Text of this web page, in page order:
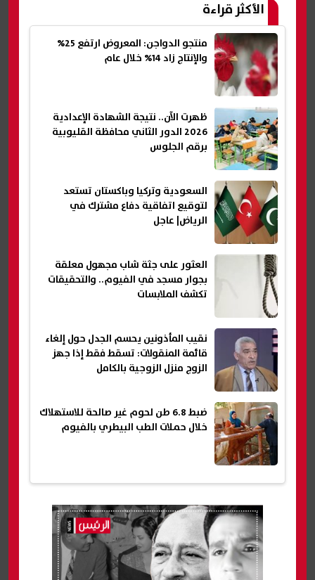
الأكثر قراءة
منتجو الدواجن: المعروض ارتفع 25%
والإنتاج زاد 14% خلال عام
ظهرت الآن.. نتيجة الشهادة الإعدادية
2026 الدور الثاني محافظة القليوبية
برقم الجلوس
السعودية وتركيا وباكستان تستعد
لتوقيع اتفاقية دفاع مشترك في
الرياض| عاجل
العثور على جثة شاب مجهول معلقة
بجوار مسجد في الفيوم.. والتحقيقات
تكشف الملابسات
نقيب المأذونين يحسم الجدل حول إلغاء
قائمة المنقولات: تسقط فقط إذا جهز
الزوج منزل الزوجية بالكامل
ضبط 6.8 طن لحوم غير صالحة للاستهلاك
خلال حملات الطب البيطري بالفيوم